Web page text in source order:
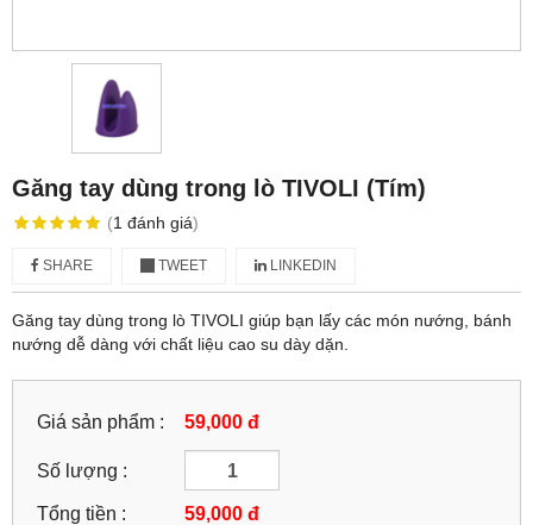
Găng tay dùng trong lò TIVOLI (Tím)
(1 đánh giá)
SHARE TWEET LINKEDIN
Găng tay dùng trong lò TIVOLI giúp bạn lấy các món nướng, bánh
nướng dễ dàng với chất liệu cao su dày dặn.
Giá sản phẩm : 59,000 đ
Số lượng :
Tổng tiền : 59,000 đ